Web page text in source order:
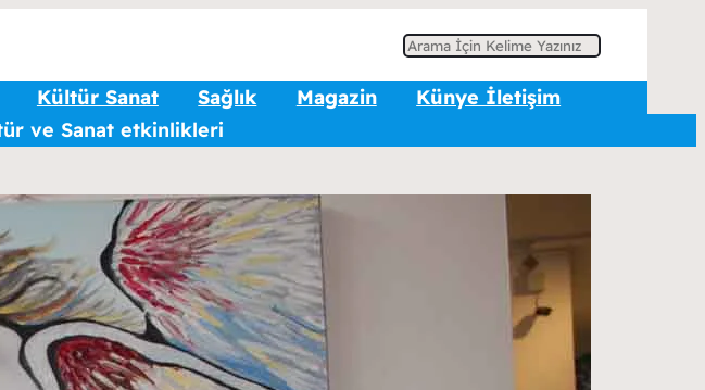
A
r
Kültür Sanat Sağlık Magazin
Künye İletişim
ve Sanat etkinlikleri